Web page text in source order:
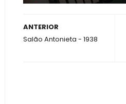
ANTERIOR
Salão Antonieta - 1938